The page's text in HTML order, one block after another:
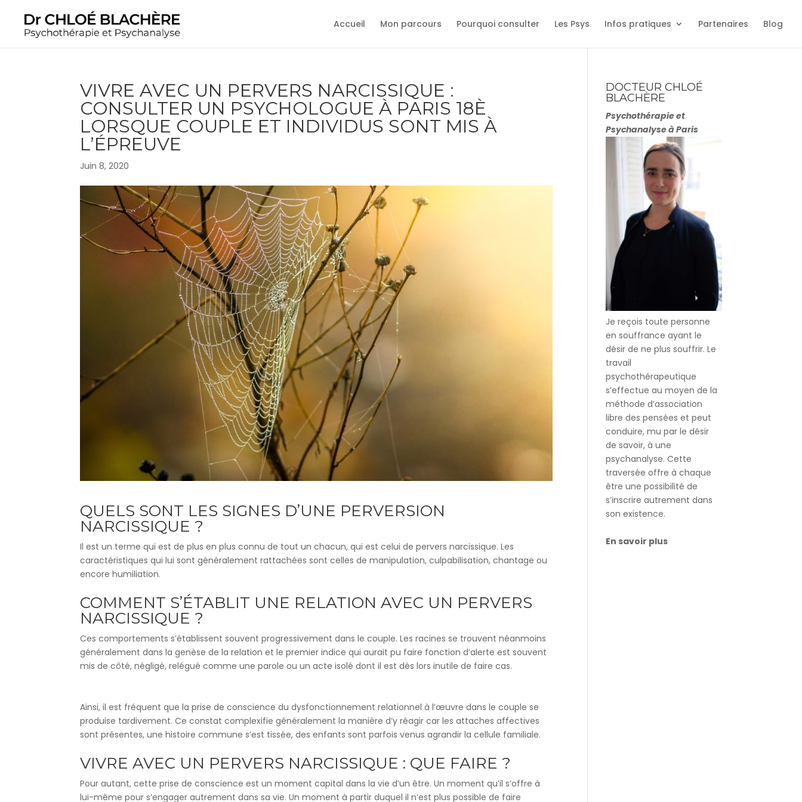
Accueil Mon parcours Pourquoi consulter Les Psys Infos pratiques Partenaires Blog
VIVRE AVEC UN PERVERS NARCISSIQUE :
CONSULTER UN PSYCHOLOGUE À PARIS 18È
LORSQUE COUPLE ET INDIVIDUS SONT MIS À
L’ÉPREUVE
Juin 8, 2020
QUELS SONT LES SIGNES D’UNE PERVERSION
NARCISSIQUE ?
Il est un terme qui est de plus en plus connu de tout un chacun, qui est celui de pervers narcissique. Les
caractéristiques qui lui sont généralement rattachées sont celles de manipulation, culpabilisation, chantage ou
encore humiliation.
COMMENT S’ÉTABLIT UNE RELATION AVEC UN PERVERS
NARCISSIQUE ?
Ces comportements s’établissent souvent progressivement dans le couple. Les racines se trouvent néanmoins
généralement dans la genèse de la relation et le premier indice qui aurait pu faire fonction d’alerte est souvent
mis de côté, négligé, relégué comme une parole ou un acte isolé dont il est dès lors inutile de faire cas.
Ainsi, il est fréquent que la prise de conscience du dysfonctionnement relationnel à l’œuvre dans le couple se
produise tardivement. Ce constat complexifie généralement la manière d’y réagir car les attaches affectives
sont présentes, une histoire commune s’est tissée, des enfants sont parfois venus agrandir la cellule familiale.
VIVRE AVEC UN PERVERS NARCISSIQUE : QUE FAIRE ?
Pour autant, cette prise de conscience est un moment capital dans la vie d’un être. Un moment qu’il s’offre à
lui-même pour s’engager autrement dans sa vie. Un moment à partir duquel il n’est plus possible de faire
DOCTEUR CHLOÉ
BLACHÈRE
Psychothérapie et
Psychanalyse à Paris
Je reçois toute personne
en souffrance ayant le
désir de ne plus souffrir. Le
travail
psychothérapeutique
s’effectue au moyen de la
méthode d’association
libre des pensées et peut
conduire, mu par le désir
de savoir, à une
psychanalyse. Cette
traversée offre à chaque
être une possibilité de
s’inscrire autrement dans
son existence.
En savoir plus